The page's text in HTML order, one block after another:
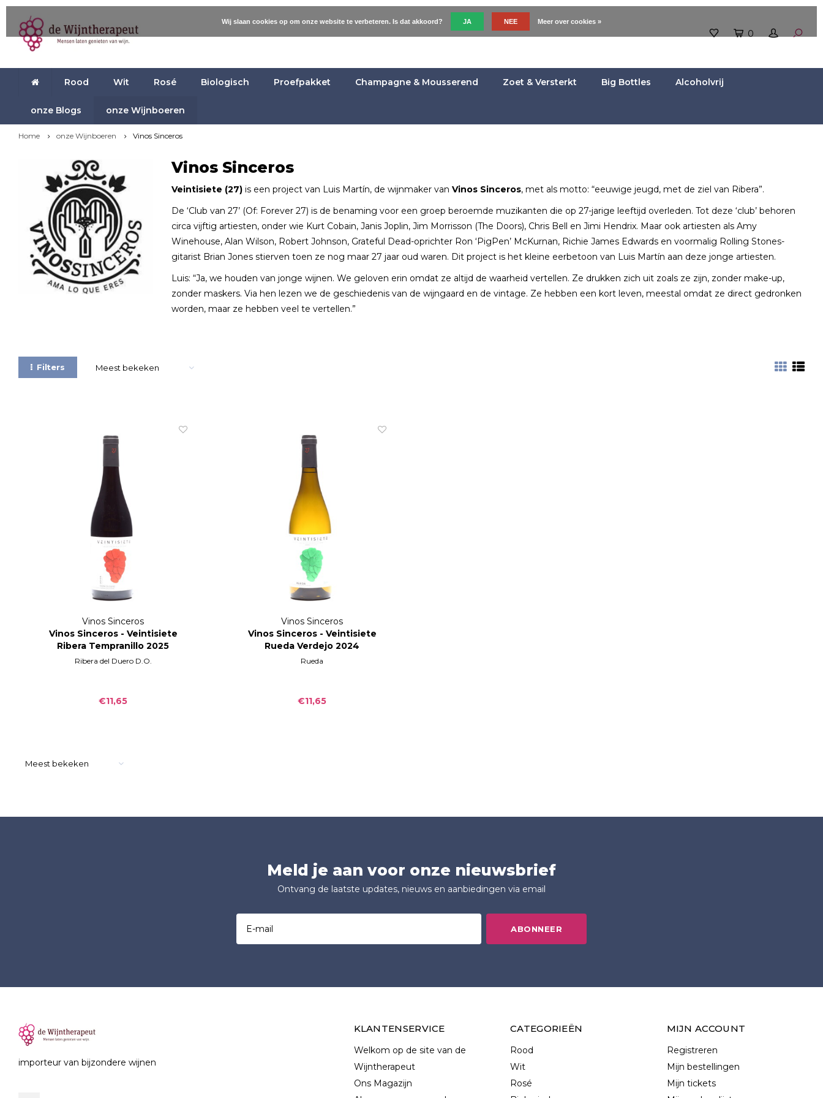
0
Rood Wit Rosé Biologisch Proefpakket Champagne & Mousserend Zoet & Versterkt Big Bottles Alcoholvrij
onze Blogs onze Wijnboeren
Home onze Wijnboeren Vinos Sinceros
Vinos Sinceros
Veintisiete (27) is een project van Luis Martín, de wijnmaker van Vinos Sinceros, met als motto: “eeuwige jeugd, met de ziel van Ribera”.
De ‘Club van 27’ (Of: Forever 27) is de benaming voor een groep beroemde muzikanten die op 27-jarige leeftijd overleden. Tot deze ‘club’ behoren
circa vijftig artiesten, onder wie Kurt Cobain, Janis Joplin, Jim Morrisson (The Doors), Chris Bell en Jimi Hendrix. Maar ook artiesten als Amy
Winehouse, Alan Wilson, Robert Johnson, Grateful Dead-oprichter Ron ‘PigPen’ McKurnan, Richie James Edwards en voormalig Rolling Stones-
gitarist Brian Jones stierven toen ze nog maar 27 jaar oud waren. Dit project is het kleine eerbetoon van Luis Martín aan deze jonge artiesten.
Luis: “Ja, we houden van jonge wijnen. We geloven erin omdat ze altijd de waarheid vertellen. Ze drukken zich uit zoals ze zijn, zonder make-up,
zonder maskers. Via hen lezen we de geschiedenis van de wijngaard en de vintage. Ze hebben een kort leven, meestal omdat ze direct gedronken
worden, maar ze hebben veel te vertellen.”
Filters Meest bekeken
Vinos Sinceros
Vinos Sinceros - Veintisiete
Ribera Tempranillo 2025
Ribera del Duero D.O.
€11,65
Vinos Sinceros
Vinos Sinceros - Veintisiete
Rueda Verdejo 2024
Rueda
€11,65
Meest bekeken
Meld je aan voor onze nieuwsbrief
Ontvang de laatste updates, nieuws en aanbiedingen via email
ABONNEER
importeur van bijzondere wijnen
KLANTENSERVICE
Welkom op de site van de
Wijntherapeut
Ons Magazijn
CATEGORIEËN
Rood
Wit
Rosé
MIJN ACCOUNT
Registreren
Mijn bestellingen
Mijn tickets
Wij slaan cookies op om onze website te verbeteren. Is dat akkoord? JA NEE Meer over cookies »